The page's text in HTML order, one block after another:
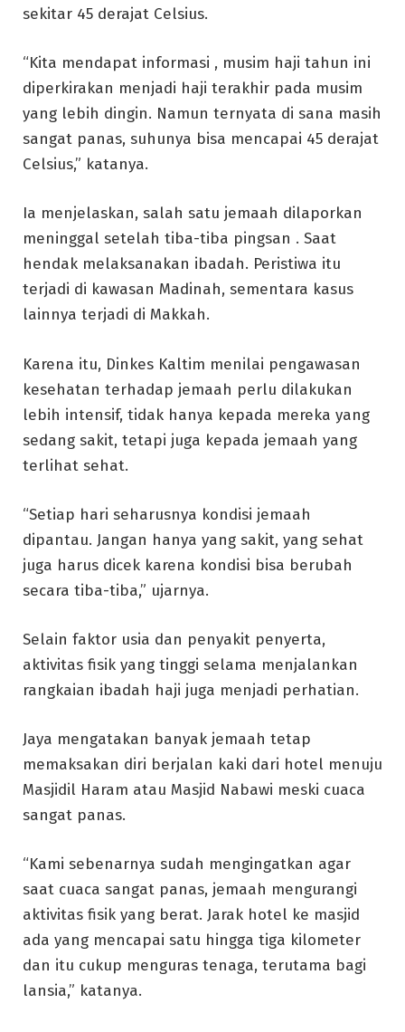
sekitar 45 derajat Celsius.
“Kita mendapat informasi , musim haji tahun ini
diperkirakan menjadi haji terakhir pada musim
yang lebih dingin. Namun ternyata di sana masih
sangat panas, suhunya bisa mencapai 45 derajat
Celsius,” katanya.
Ia menjelaskan, salah satu jemaah dilaporkan
meninggal setelah tiba-tiba pingsan . Saat
hendak melaksanakan ibadah. Peristiwa itu
terjadi di kawasan Madinah, sementara kasus
lainnya terjadi di Makkah.
Karena itu, Dinkes Kaltim menilai pengawasan
kesehatan terhadap jemaah perlu dilakukan
lebih intensif, tidak hanya kepada mereka yang
sedang sakit, tetapi juga kepada jemaah yang
terlihat sehat.
“Setiap hari seharusnya kondisi jemaah
dipantau. Jangan hanya yang sakit, yang sehat
juga harus dicek karena kondisi bisa berubah
secara tiba-tiba,” ujarnya.
Selain faktor usia dan penyakit penyerta,
aktivitas fisik yang tinggi selama menjalankan
rangkaian ibadah haji juga menjadi perhatian.
Jaya mengatakan banyak jemaah tetap
memaksakan diri berjalan kaki dari hotel menuju
Masjidil Haram atau Masjid Nabawi meski cuaca
sangat panas.
“Kami sebenarnya sudah mengingatkan agar
saat cuaca sangat panas, jemaah mengurangi
aktivitas fisik yang berat. Jarak hotel ke masjid
ada yang mencapai satu hingga tiga kilometer
dan itu cukup menguras tenaga, terutama bagi
lansia,” katanya.